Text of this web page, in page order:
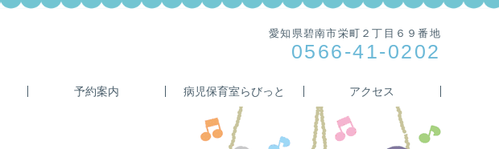
愛知県碧南市栄町２丁目６９番地
0566-41-0202
予約案内 病児保育室らびっと アクセス